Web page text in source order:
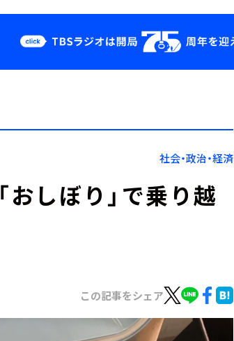
YouTube
会社情報社会・政治・経済
おしぼり」で乗り越
この記事をシェア